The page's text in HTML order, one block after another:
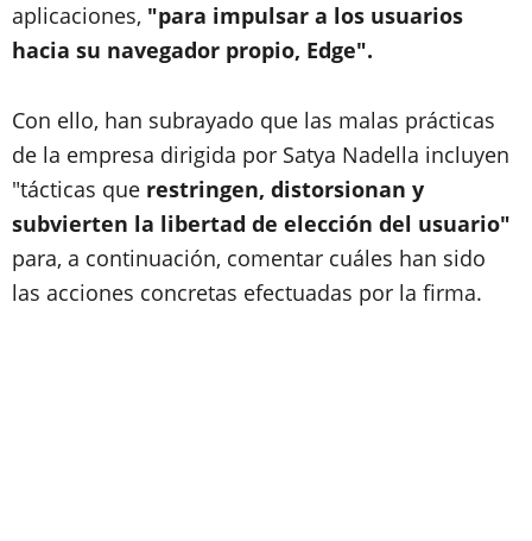
aplicaciones, "para impulsar a los usuarios
hacia su navegador propio, Edge".
Con ello, han subrayado que las malas prácticas
de la empresa dirigida por Satya Nadella incluyen
"tácticas que restringen, distorsionan y
subvierten la libertad de elección del usuario"
para, a continuación, comentar cuáles han sido
las acciones concretas efectuadas por la firma.